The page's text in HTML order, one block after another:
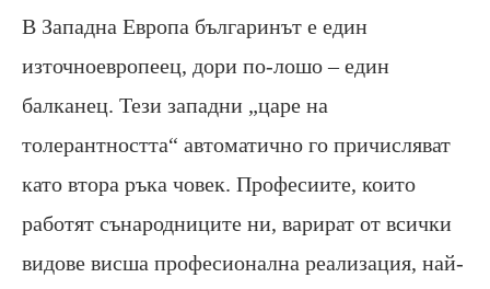
В Западна Европа българинът е един
източноевропеец, дори по-лошо – един
балканец. Тези западни „царе на
толерантността“ автоматично го причисляват
като втора ръка човек. Професиите, които
работят сънародниците ни, варират от всички
видове висша професионална реализация, най-